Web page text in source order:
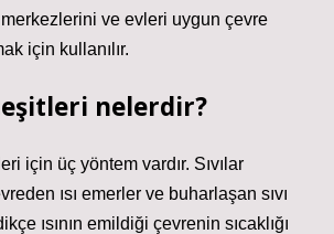
ve evleri uygun çevre
için kullanılır.
nelerdir?
için üç yöntem vardır. Sıvılar
ısı emerler ve buharlaşan sıvı
ısının emildiği çevrenin sıcaklığı